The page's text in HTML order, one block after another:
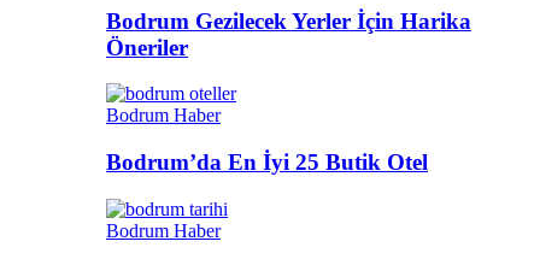
Bodrum Gezilecek Yerler İçin Harika
Öneriler
Bodrum Haber
Bodrum’da En İyi 25 Butik Otel
Bodrum Haber